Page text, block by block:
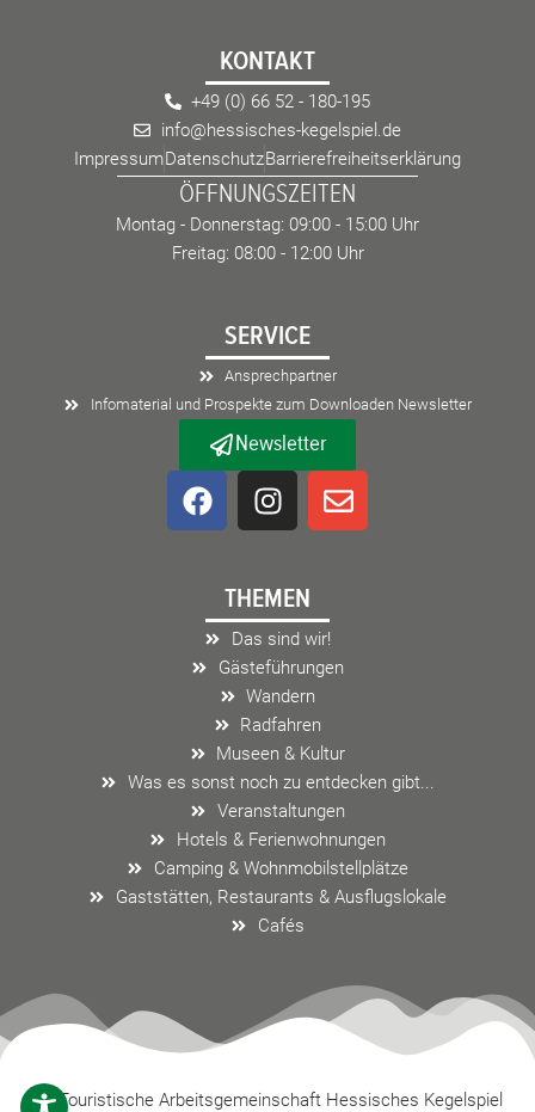
KONTAKT
+49 (0) 66 52 - 180-195
info@hessisches-kegelspiel.de
ImpressumDatenschutzBarrierefreiheitserklärung
ÖFFNUNGSZEITEN
Montag - Donnerstag: 09:00 - 15:00 Uhr
Freitag: 08:00 - 12:00 Uhr
SERVICE
Ansprechpartner
Infomaterial und Prospekte zum Downloaden Newsletter
Newsletter
F
a
o
o
I
n
a
g
r
a
m
E
n
p
THEMEN
Das sind wir!
Gästeführungen
Wandern
Radfahren
Museen & Kultur
Was es sonst noch zu entdecken gibt...
Veranstaltungen
Hotels & Ferienwohnungen
Camping & Wohnmobilstellplätze
Gaststätten, Restaurants & Ausflugslokale
Cafés
Touristische Arbeitsgemeinschaft Hessisches Kegelspiel